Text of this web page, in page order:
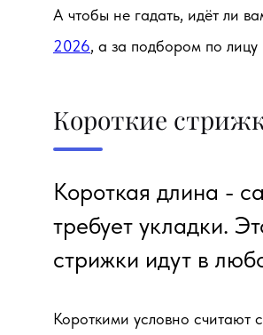
А чтобы не гадать, идёт ли
2026, а за подбором по лицу
Короткие
Короткая длина -
требует укладки.
стрижки идут в
Короткими условно считают